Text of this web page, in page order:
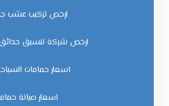
ارخص تركيب عشب
ارخص شركة تنسيق حدائق
اسعار حمامات
اسعار صيانة